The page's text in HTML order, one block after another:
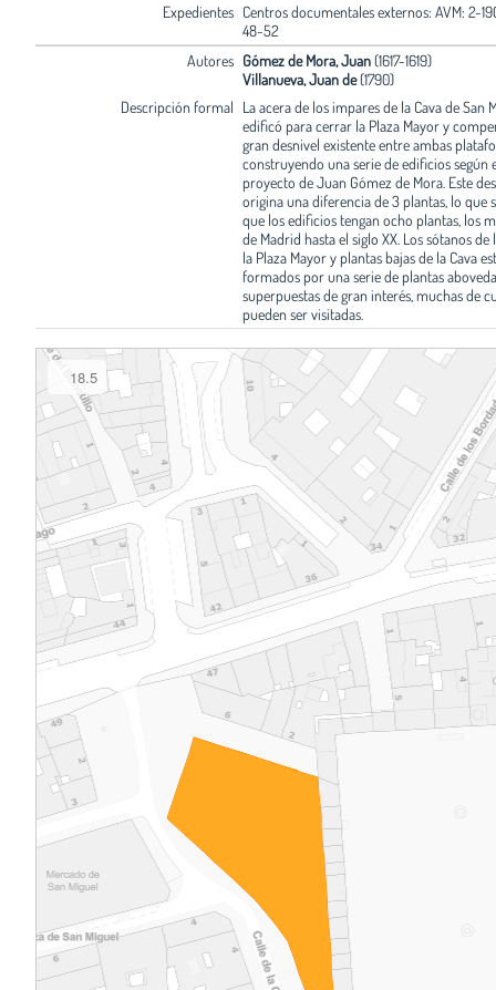
Expedientes Centros documentales externos: AVM: 2-
48-52
Autores Gómez de Mora, Juan(1617-1619)
Villanueva, Juan de(1790)
Descripción formal La acera de los impares de la Cava de San
edificó para cerrar la Plaza Mayor y
gran desnivel existente entre ambas
construyendo una serie de edificios según
proyecto de Juan Gómez de Mora. Este
origina una diferencia de 3 plantas, lo que
que los edificios tengan ocho plantas, los
de Madrid hasta el siglo XX. Los sótanos de
la Plaza Mayor y plantas bajas de la Cava
formados por una serie de plantas
superpuestas de gran interés, muchas de
pueden ser visitadas.
18.5